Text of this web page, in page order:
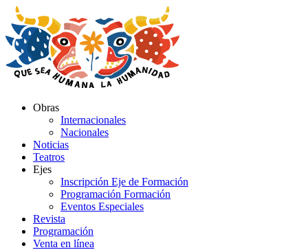
al
contenido
Obras
Internacionales
Nacionales
Noticias
Teatros
Ejes
Inscripción Eje de Formación
Programación Formación
Eventos Especiales
Revista
Programación
Venta en línea